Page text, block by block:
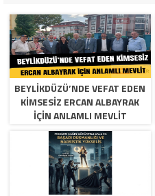
BEYLIKDÜZÜ’NDE VEFAT EDEN
KIMSESIZ ERCAN ALBAYRAK
İÇIN ANLAMLI MEVLIT